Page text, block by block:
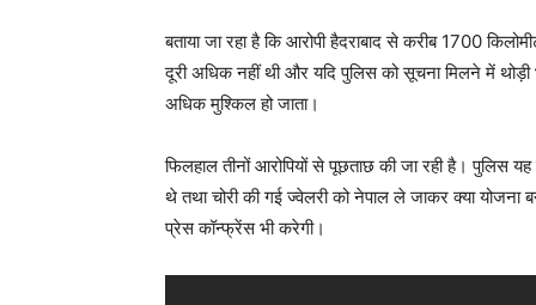
बताया जा रहा है कि आरोपी हैदराबाद से करीब 1700
दूरी अधिक नहीं थी और यदि पुलिस को सूचना मिलने में थोड़ी
अधिक मुश्किल हो जाता।
फिलहाल तीनों आरोपियों से पूछताछ की जा रही है। पुलिस
थे तथा चोरी की गई ज्वेलरी को नेपाल ले जाकर क्या योजना
प्रेस कॉन्फ्रेंस भी करेगी।